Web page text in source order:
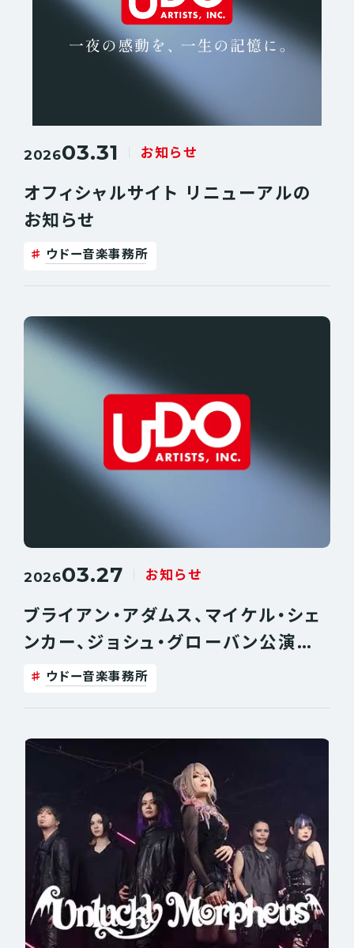
202603.31 お知らせ
オフィシャルサイト リニューアルの
お知らせ
ウドー音楽事務所
202603.27 お知らせ
ブライアン・アダムス、マイケル・シェ
ンカー、ジョシュ・グローバン公演で
の募金活動について、ご協力へのお
ウドー音楽事務所